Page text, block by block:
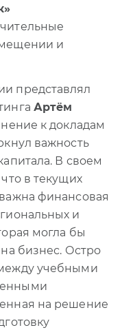
и
представлял
Артём
к докладам
важность
В своем
в текущих
финансовая
и
могла бы
бизнес. Остро
учебными
на решение